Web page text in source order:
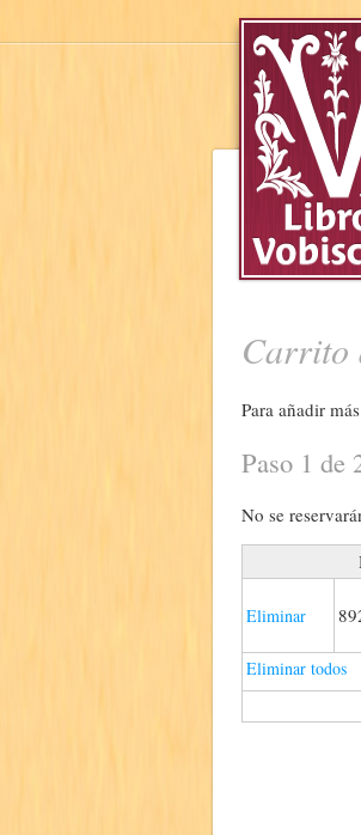
Carrito
Para añadir
Paso 1 de
No se
Eliminar
Eliminar todos